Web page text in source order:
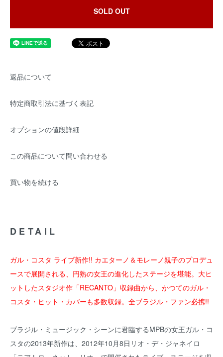
SOLD OUT
返品について
特定商取引法に基づく表記
オプションの値段詳細
この商品について問い合わせる
買い物を続ける
DETAIL
ガル・コスタ ライブ新作!! カエターノ＆モレーノ親子のプロデュ
ースで展開される、円熟の女王の進化したステージを堪能。大ヒ
ットしたスタジオ作「RECANTO」収録曲から、かつてのガル・
コスタ・ヒット・カバーも多数収録。全ブラジル・ファン必携!!
ブラジル・ミュージック・シーンに君臨するMPBの女王ガル・コ
スタの2013年新作は、2012年10月8日リオ・デ・ジャネイロ